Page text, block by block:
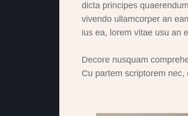
dicta principes
vivendo ullamcorper an
ius ea, lorem vitae usu an
Decore nusquam
Cu partem scriptorem